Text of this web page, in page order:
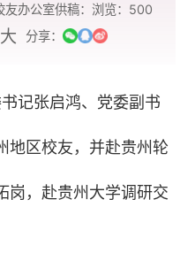
友办公室供稿： 浏览： 500
大 分享：
记张启鸿、党委副书
地区校友，并赴贵州轮
岗，赴贵州大学调研交